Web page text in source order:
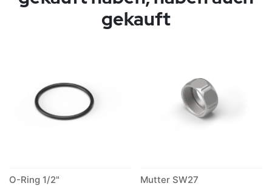
gekauft
O-Ring 1/2" Mutter SW27